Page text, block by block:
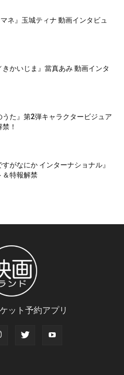
マネ』玉城ティナ 動画インタビュ
きかいじま』當真あみ 動画インタ
うた』第2弾キャラクタービジュア
！
すがなにか インターナショナル』
＆特報解禁
ット予約アプリ